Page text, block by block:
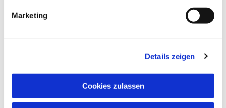
Marketing
Details zeigen
Cookies zulassen
Dies könnte Sie auch
interessieren